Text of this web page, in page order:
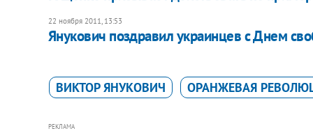
22 ноября 2011, 13:53
Янукович поздравил украинцев с Днем
ВИКТОР ЯНУКОВИЧ ОРАНЖЕВАЯ
РЕКЛАМА